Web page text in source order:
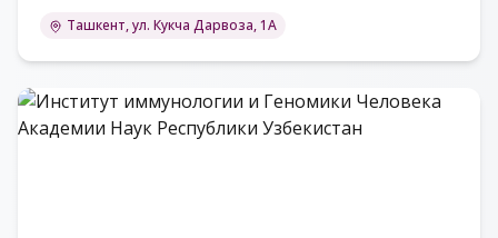
Ташкент, ул. Кукча Дарвоза, 1А